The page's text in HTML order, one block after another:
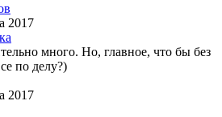
2017
много. Но, главное, что бы без
по делу?)
2017